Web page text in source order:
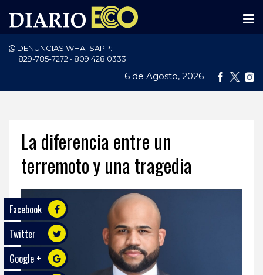
DENUNCIAS WHATSAPP:
829-785-7272 • 809.428.0333
6 de Agosto, 2026
PORTADA
ECONOMÍA
ENTRETENIMIENTO
SALUD
TECNOLOGÍA
La diferencia entre un
terremoto y una tragedia
Facebook
Twitter
Google +